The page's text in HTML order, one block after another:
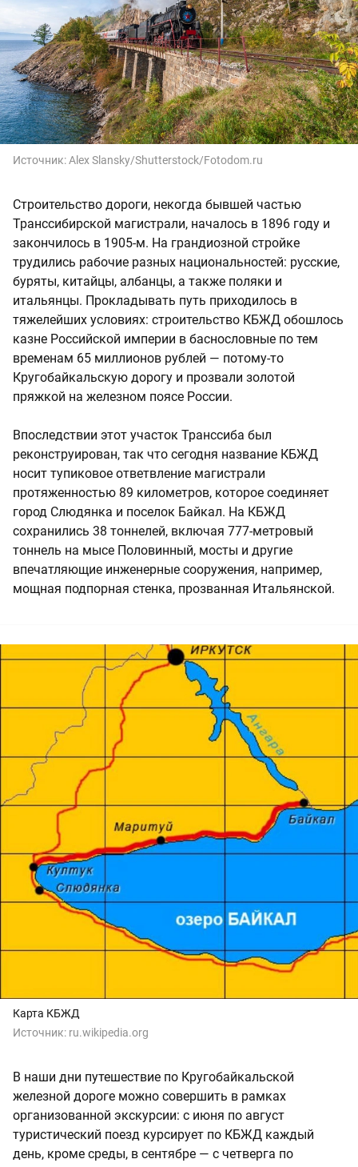
Источник:Alex Slansky/Shutterstock/Fotodom.ru
Строительство дороги, некогда бывшей частью
Транссибирской магистрали, началось в 1896 году и
закончилось в 1905-м. На грандиозной стройке
трудились рабочие разных национальностей: русские,
буряты, китайцы, албанцы, а также поляки и
итальянцы. Прокладывать путь приходилось в
тяжелейших условиях: строительство КБЖД обошлось
казне Российской империи в баснословные по тем
временам 65 миллионов рублей — потому-то
Кругобайкальскую дорогу и прозвали золотой
пряжкой на железном поясе России.
Впоследствии этот участок Транссиба был
реконструирован, так что сегодня название КБЖД
носит тупиковое ответвление магистрали
протяженностью 89 километров, которое соединяет
город Слюдянка и поселок Байкал. На КБЖД
сохранились 38 тоннелей, включая 777-метровый
тоннель на мысе Половинный, мосты и другие
впечатляющие инженерные сооружения, например,
мощная подпорная стенка, прозванная Итальянской.
Карта КБЖД
Источник: ru.wikipedia.org
В наши дни путешествие по Кругобайкальской
железной дороге можно совершить в рамках
организованной экскурсии: с июня по август
туристический поезд курсирует по КБЖД каждый
день, кроме среды, в сентябре — с четверга по